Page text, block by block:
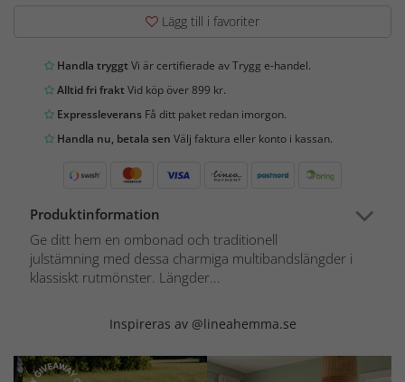
Lägg till i favoriter
Handla tryggtVi är certifierade av Trygg e-handel.
Alltid fri fraktVid köp över 899 kr.
Expressleverans Få ditt paket redan imorgon.
Handla nu, betala sen Välj faktura eller konto i kassan.
Produktinformation
Ge ditt hem en ombonad och traditionell
julstämning med dessa charmiga multibandslängder i
klassiskt rutmönster. Längder...
Inspireras av @lineahemma.se